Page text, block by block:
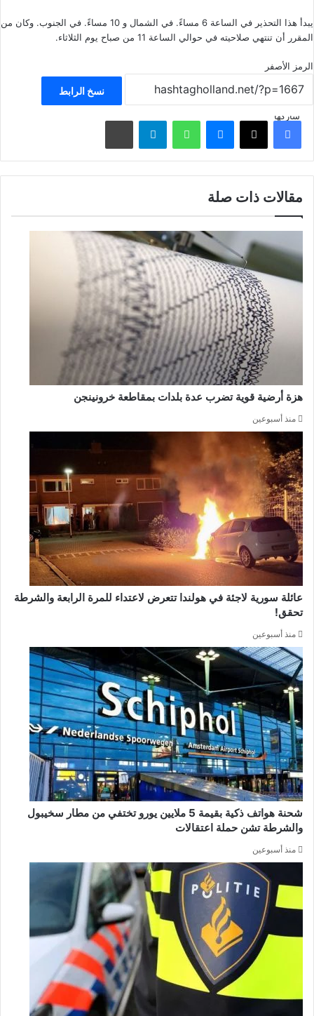
يبدأ هذا التحذير في الساعة 6 مساءً. في الشمال و 10 مساءً. في الجنوب. وكان من
المقرر أن تنتهي صلاحيته في حوالي الساعة 11 من صباح يوم الثلاثاء.
الرمز الأصفر
نسخ الرابط
شاركهافيسبوك ‫X ماسنجر واتساب تيلقرام مشاركة عبر البريد
مقالات ذات صلة
هزة أرضية قوية تضرب عدة بلدات بمقاطعة خرونينجن
منذ أسبوعين
عائلة سورية لاجئة في هولندا تتعرض لاعتداء للمرة الرابعة والشرطة
تحقق!
منذ أسبوعين
شحنة هواتف ذكية بقيمة 5 ملايين يورو تختفي من مطار سخيبول
والشرطة تشن حملة اعتقالات
منذ أسبوعين